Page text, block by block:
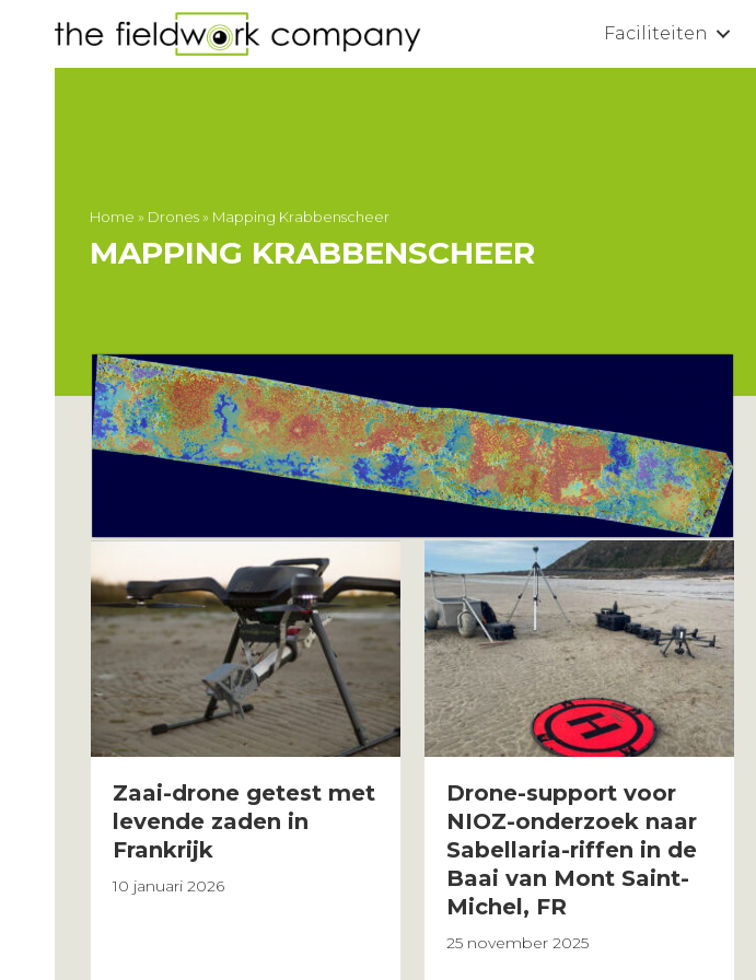
Faciliteiten
Home » Drones» Mapping Krabbenscheer
MAPPING KRABBENSCHEER
Zaai-drone getest met
levende zaden in
Frankrijk
10 januari 2026
Drone-support voor
NIOZ-onderzoek naar
Sabellaria-riffen in de
Baai van Mont Saint-
Michel, FR
25 november 2025